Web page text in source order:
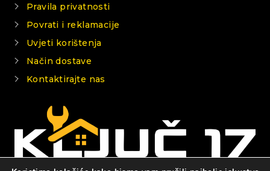
Pravila privatnosti
Povrati i reklamacije
Uvjeti korištenja
Način dostave
Kontaktirajte nas